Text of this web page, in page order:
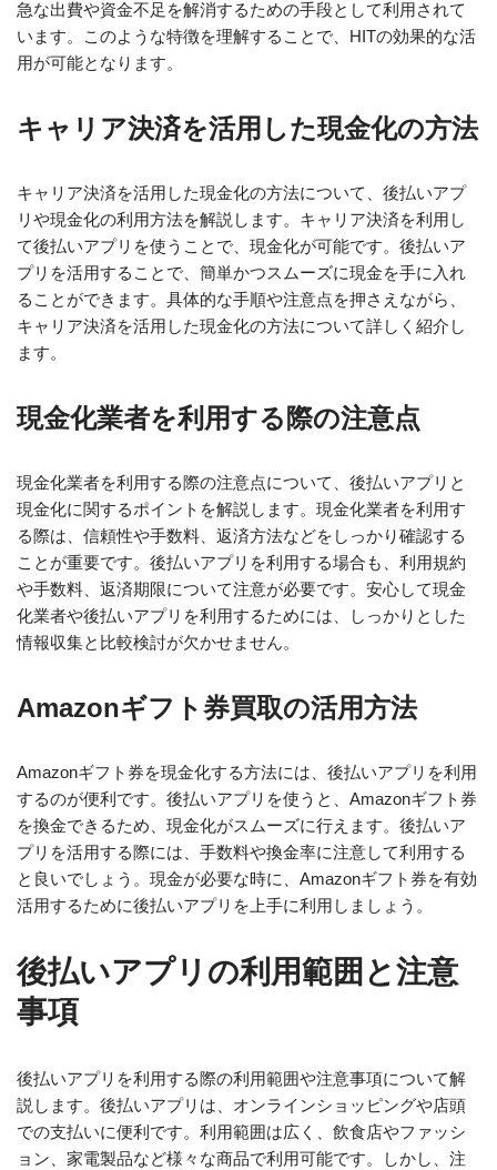
急な出費や資金不足を解消するための手段として利用されて
います。このような特徴を理解することで、HITの効果的な活
用が可能となります。
キャリア決済を活用した現金化の方法
キャリア決済を活用した現金化の方法について、後払いアプ
リや現金化の利用方法を解説します。キャリア決済を利用し
て後払いアプリを使うことで、現金化が可能です。後払いア
プリを活用することで、簡単かつスムーズに現金を手に入れ
ることができます。具体的な手順や注意点を押さえながら、
キャリア決済を活用した現金化の方法について詳しく紹介し
ます。
現金化業者を利用する際の注意点
現金化業者を利用する際の注意点について、後払いアプリと
現金化に関するポイントを解説します。現金化業者を利用す
る際は、信頼性や手数料、返済方法などをしっかり確認する
ことが重要です。後払いアプリを利用する場合も、利用規約
や手数料、返済期限について注意が必要です。安心して現金
化業者や後払いアプリを利用するためには、しっかりとした
情報収集と比較検討が欠かせません。
Amazonギフト券買取の活用方法
Amazonギフト券を現金化する方法には、後払いアプリを利用
するのが便利です。後払いアプリを使うと、Amazonギフト券
を換金できるため、現金化がスムーズに行えます。後払いア
プリを活用する際には、手数料や換金率に注意して利用する
と良いでしょう。現金が必要な時に、Amazonギフト券を有効
活用するために後払いアプリを上手に利用しましょう。
後払いアプリの利用範囲と注意
事項
後払いアプリを利用する際の利用範囲や注意事項について解
説します。後払いアプリは、オンラインショッピングや店頭
での支払いに便利です。利用範囲は広く、飲食店やファッシ
ョン、家電製品など様々な商品で利用可能です。しかし、注